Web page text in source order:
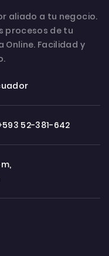
aliado a tu negocio.
procesos de tu
Facilidad y
52-381-642
,